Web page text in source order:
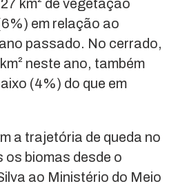
km² de vegetação
em relação ao
passado. No cerrado,
neste ano, também
(4%) do que em
a trajetória de queda no
os biomas desde o
ao Ministério do Meio